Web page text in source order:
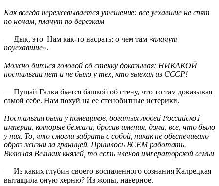
Как всегда пережевывается утешение: все уехавшие не спят
по ночам, плачут по березкам
— Дык, это. Нам как-то насрать: о чем там «плачут
поуехавшие».
Можно биться головой об стенку доказывая: НИКАКОЙ
ностальгии нет и не было у тех, кто выехал из СССР!
— Пущай Галка бьется башкой об стену, что-то там доказывая
самой себе. Нам похуй на ее стенобитные истерики.
Ностальгия была у помещиков, богатых людей Российской
империи, которые бежали, бросив имения, дома, все, что было
у них. То, что смогли забрать с собой, никак не обеспечивало
образ жизни за границей. Пришлось ВСЕМ работать.
Включая Великих князей, то есть членов императорской семьи
— Из каких глубин своего воспаленного сознания Калрецкая
вытащила оную херню? Из жопы, наверное.